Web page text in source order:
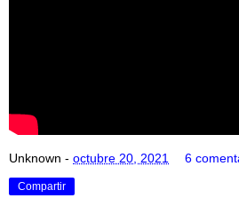
Unknown - octubre 20, 2021 6
Compartir